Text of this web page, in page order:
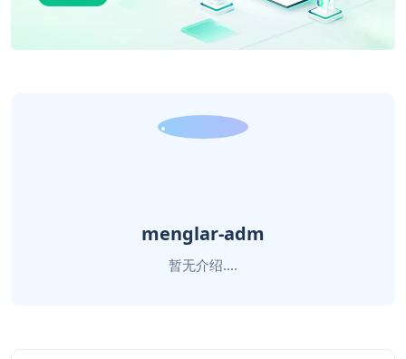
menglar-adm
暂无介绍....